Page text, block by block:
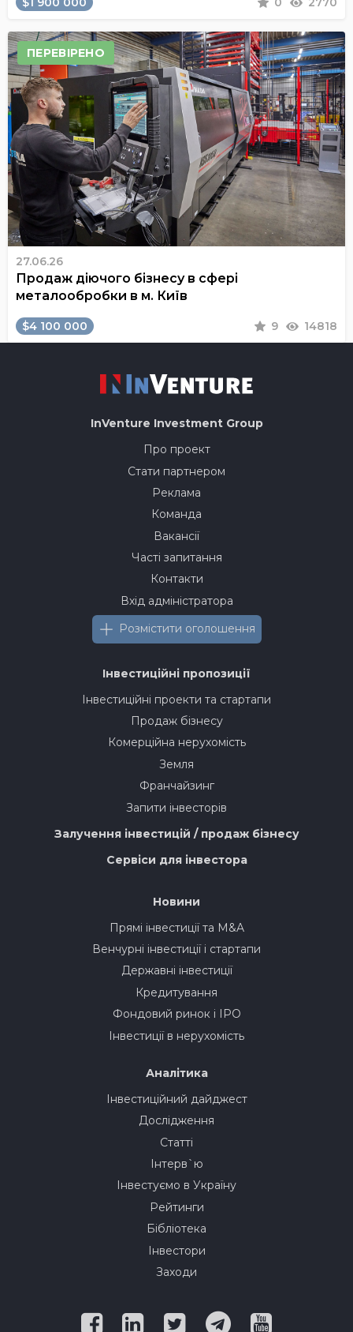
ПЕРЕВІРЕНО
27.06.26
Продаж діючого бізнесу в сфері
металообробки в м. Київ
$4 100 000 9 14818
InVenture Investment Group
Про проект
Стати партнером
Реклама
Команда
Вакансії
Часті запитання
Контакти
Вхід адміністратора
Розмістити оголошення
Інвестиційні пропозиції
Інвестиційні проекти та стартапи
Продаж бізнесу
Комерційна нерухомість
Земля
Франчайзинг
Запити інвесторів
Залучення інвестицій / продаж бізнесу
Сервіси для інвестора
Новини
Прямі інвестиції та M&A
Венчурні інвестиції і стартапи
Державні інвестиції
Кредитування
Фондовий ринок і IPO
Інвестиції в нерухомість
Аналітика
Інвестиційний дайджест
Дослідження
Статті
Інтерв`ю
Інвестуємо в Україну
Рейтинги
Бібліотека
Інвестори
Заходи